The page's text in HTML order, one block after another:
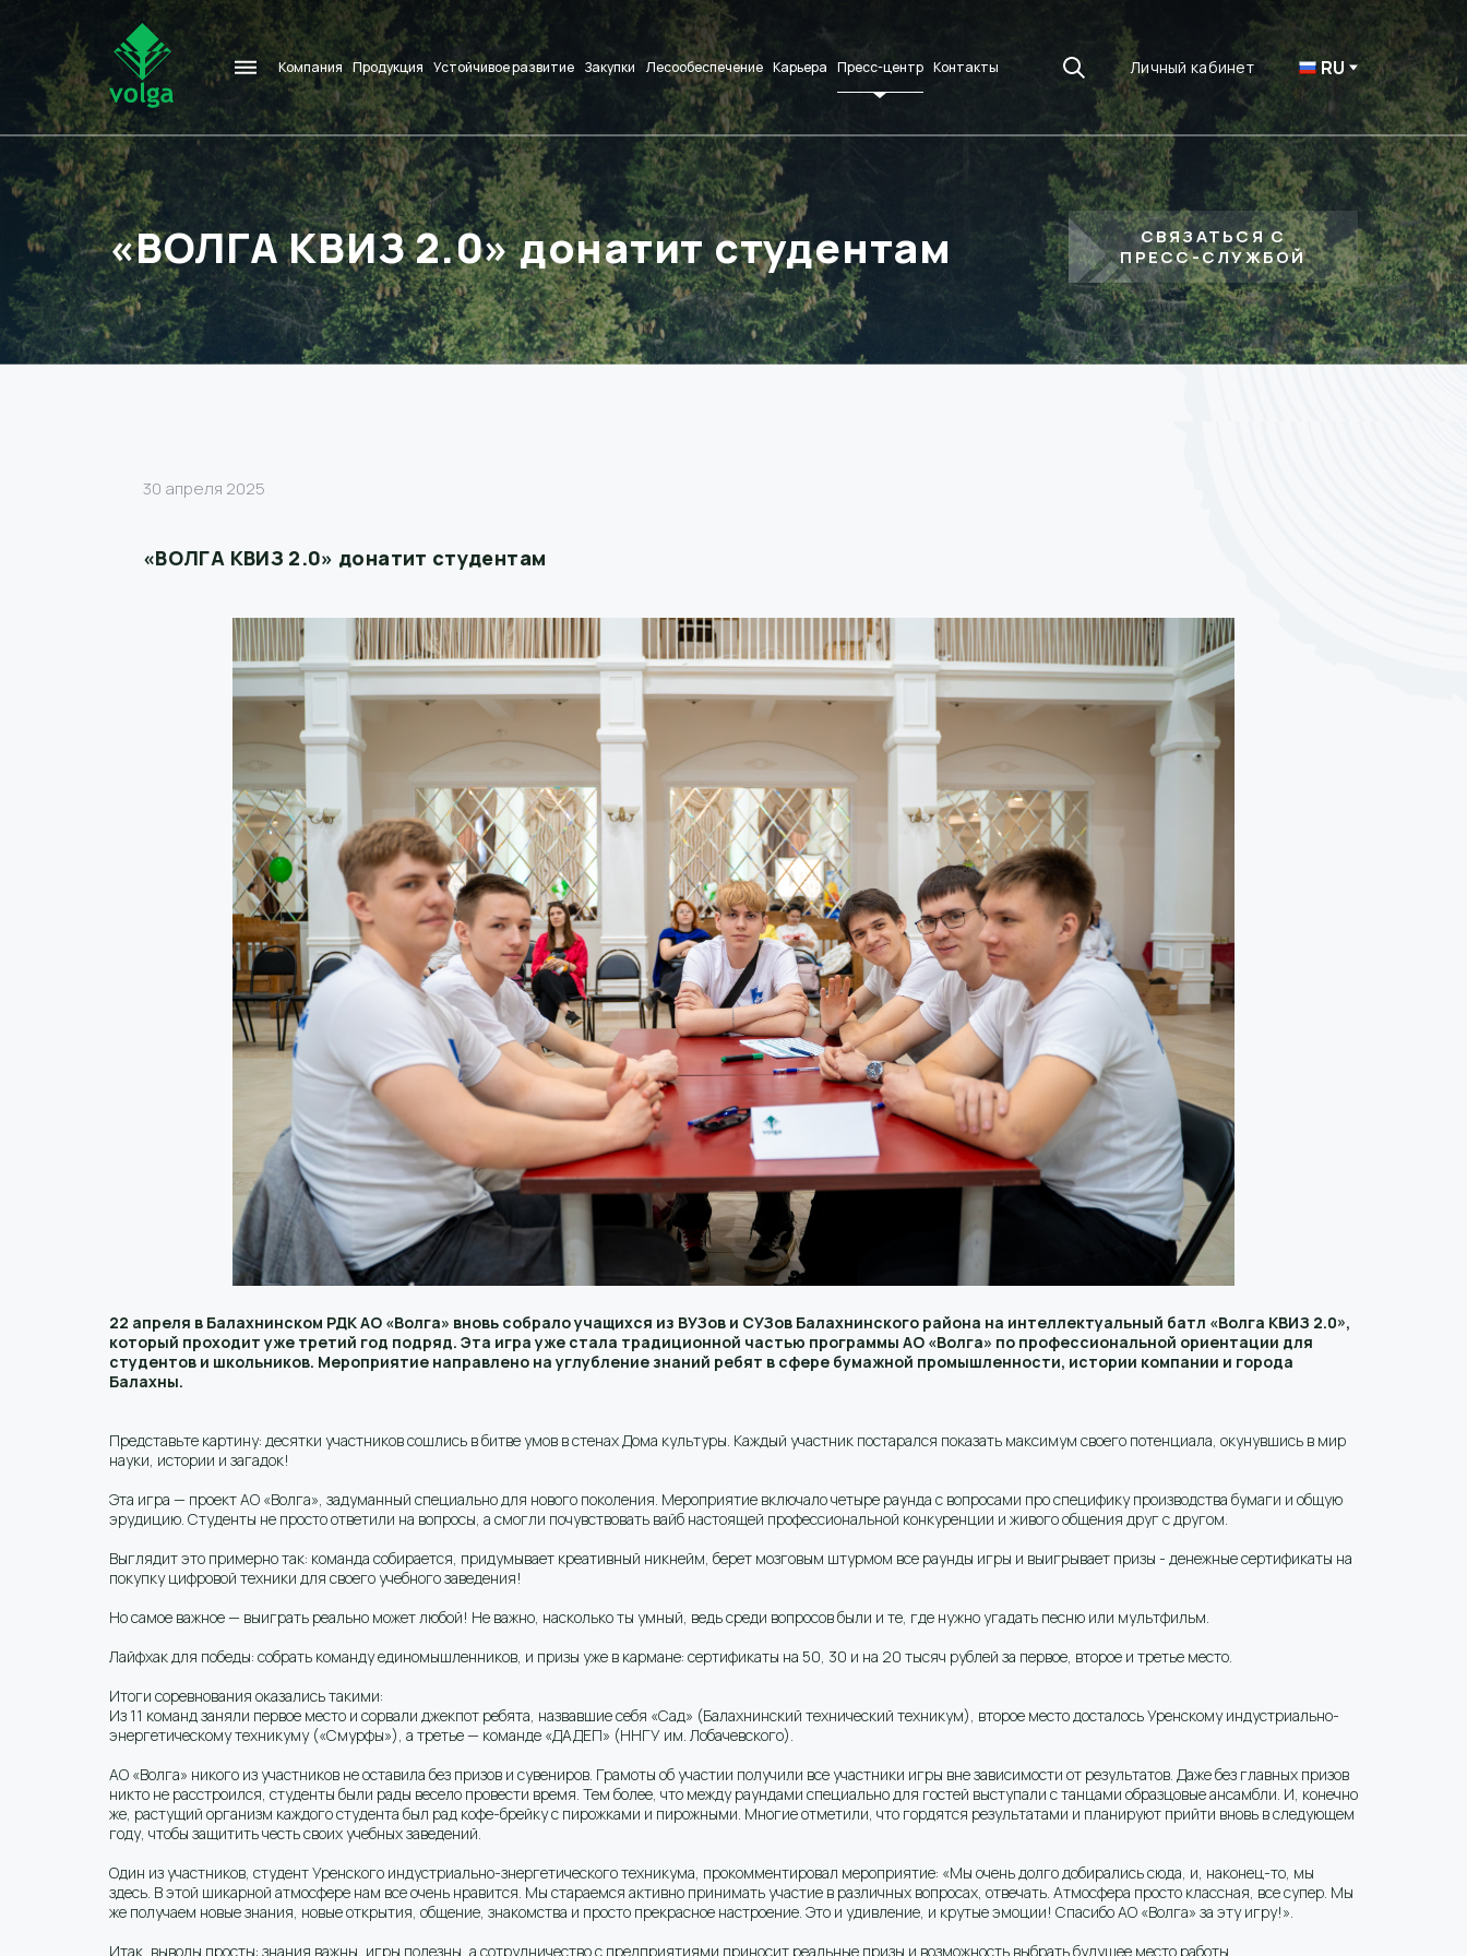
Компания Продукция Устойчивое развитие Закупки Лесообеспечение Карьера Пресс-центр Контакты Личный кабинет RU
«ВОЛГА КВИЗ 2.0» донатит студентам
СВЯЗАТЬСЯ С
ПРЕСС-СЛУЖБОЙ
30 апреля 2025
«ВОЛГА КВИЗ 2.0» донатит студентам
22 апреля в Балахнинском РДК АО «Волга» вновь собрало учащихся из ВУЗов и СУЗов Балахнинского района на интеллектуальный батл «Волга КВИЗ 2.0»,
который проходит уже третий год подряд. Эта игра уже стала традиционной частью программы АО «Волга» по профессиональной ориентации для
студентов и школьников. Мероприятие направлено на углубление знаний ребят в сфере бумажной промышленности, истории компании и города
Балахны.
Представьте картину: десятки участников сошлись в битве умов в стенах Дома культуры. Каждый участник постарался показать максимум своего потенциала, окунувшись в мир
науки, истории и загадок!
Эта игра — проект АО «Волга», задуманный специально для нового поколения. Мероприятие включало четыре раунда с вопросами про специфику производства бумаги и общую
эрудицию. Студенты не просто ответили на вопросы, а смогли почувствовать вайб настоящей профессиональной конкуренции и живого общения друг с другом.
Выглядит это примерно так: команда собирается, придумывает креативный никнейм, берет мозговым штурмом все раунды игры и выигрывает призы - денежные сертификаты на
покупку цифровой техники для своего учебного заведения!
Но самое важное — выиграть реально может любой! Не важно, насколько ты умный, ведь среди вопросов были и те, где нужно угадать песню или мультфильм.
Лайфхак для победы: собрать команду единомышленников, и призы уже в кармане: сертификаты на 50, 30 и на 20 тысяч рублей за первое, второе и третье место.
Итоги соревнования оказались такими:
Из 11 команд заняли первое место и сорвали джекпот ребята, назвавшие себя «Сад» (Балахнинский технический техникум), второе место досталось Уренскому индустриально-
энергетическому техникуму («Смурфы»), а третье — команде «ДАДЕП» (ННГУ им. Лобачевского).
АО «Волга» никого из участников не оставила без призов и сувениров. Грамоты об участии получили все участники игры вне зависимости от результатов. Даже без главных призов
никто не расстроился, студенты были рады весело провести время. Тем более, что между раундами специально для гостей выступали с танцами образцовые ансамбли. И, конечно
же, растущий организм каждого студента был рад кофе-брейку с пирожками и пирожными. Многие отметили, что гордятся результатами и планируют прийти вновь в следующем
году, чтобы защитить честь своих учебных заведений.
Один из участников, студент Уренского индустриально-знергетического техникума, прокомментировал мероприятие: «Мы очень долго добирались сюда, и, наконец-то, мы
здесь. В этой шикарной атмосфере нам все очень нравится. Мы стараемся активно принимать участие в различных вопросах, отвечать. Атмосфера просто классная, все супер. Мы
же получаем новые знания, новые открытия, общение, знакомства и просто прекрасное настроение. Это и удивление, и крутые эмоции! Спасибо АО «Волга» за эту игру!».
Итак, выводы просты: знания важны, игры полезны, а сотрудничество с предприятиями приносит реальные призы и возможность выбрать будущее место работы.